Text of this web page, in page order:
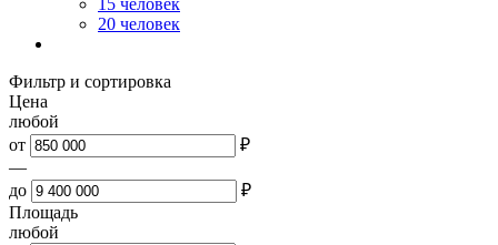
20 человек
Фильтр и сортировка
Цена
любой
от
₽
—
до
₽
Площадь
любой